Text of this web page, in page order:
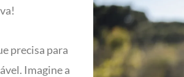
precisa para
Imagine a